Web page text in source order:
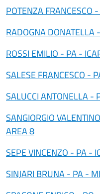
POTENZA
RADOGNA
ROSSI EMILIO - PA -
SALESE FRANCESCO -
SALUCCI ANTONELLA
SANGIORGIO
AREA 8
SEPE VINCENZO - PA -
SINJARI BRUNA - PA -